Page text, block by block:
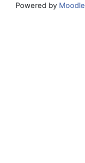
Powered by Moodle